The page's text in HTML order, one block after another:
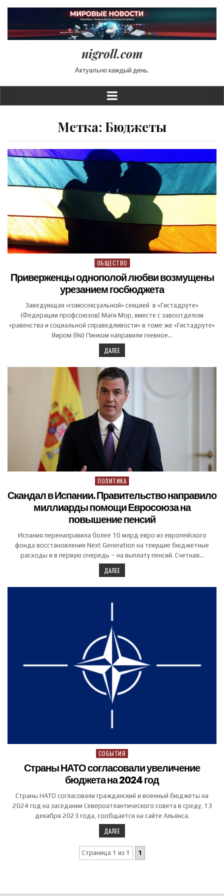
nigroll.com
Актуально каждый день.
Метка: Бюджеты
Posted in
ОБЩЕСТВО
Приверженцы однополой любви возмущены
урезанием госбюджета
Заведующая «гомосексуальной» секцией в «Гистадруте»
(Федерации профсоюзов) Маги Мор, вместе с завоотделом
«равенства и социальной справедливости» в томе же «Гистадруте»
Яиром (Яя) Пинком направили гневное…
ДАЛЕЕ
Posted in
ПОЛИТИКА
Скандал в Испании. Правительство направило
миллиарды помощи Евросоюза на
повышение пенсий
Испания перенаправила более 10 млрд евро из европейского
фонда восстановления Next Generation на текущие бюджетные
расходы и в первую очередь – на выплату пенсий. Счетная…
ДАЛЕЕ
Posted in
СОБЫТИЯ
Страны НАТО согласовали увеличение
бюджета на 2024 год
Страны НАТО согласовали гражданский и военный бюджеты на
2024 год на заседании Североатлантического совета в среду, 13
декабря 2023 года, сообщается на сайте Альянса.
ДАЛЕЕ
Страница 1 из 1 1